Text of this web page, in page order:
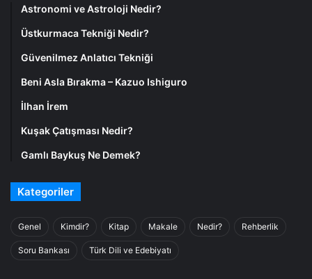
Astronomi ve Astroloji Nedir?
Üstkurmaca Tekniği Nedir?
Güvenilmez Anlatıcı Tekniği
Beni Asla Bırakma – Kazuo Ishiguro
İlhan İrem
Kuşak Çatışması Nedir?
Gamlı Baykuş Ne Demek?
Kategoriler
Genel Kimdir? Kitap Makale Nedir? Rehberlik
Soru Bankası Türk Dili ve Edebiyatı